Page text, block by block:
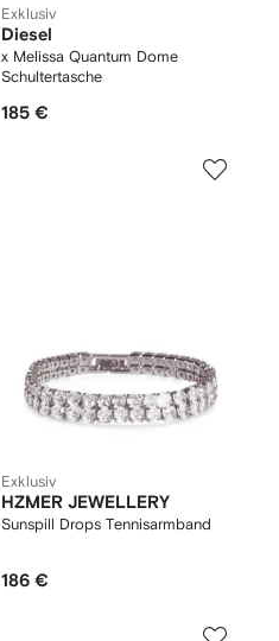
Exklusiv
Diesel
x Melissa Quantum Dome
Schultertasche
185 €
Exklusiv
HZMER JEWELLERY
Sunspill Drops Tennisarmband
186 €